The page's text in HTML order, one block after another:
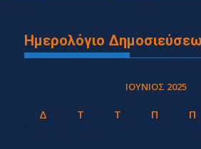
Ημερολόγιο
ΙΟΎΝΙΟΣ 2025
Δ Τ Τ Π Π